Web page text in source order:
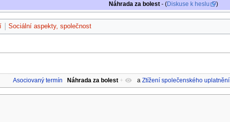
Náhrada za bolest- (Diskuse k heslu )
Sociální aspekty, společnost
Asociovaný termín Náhrada za bolest + aZtížení společenského uplatnění